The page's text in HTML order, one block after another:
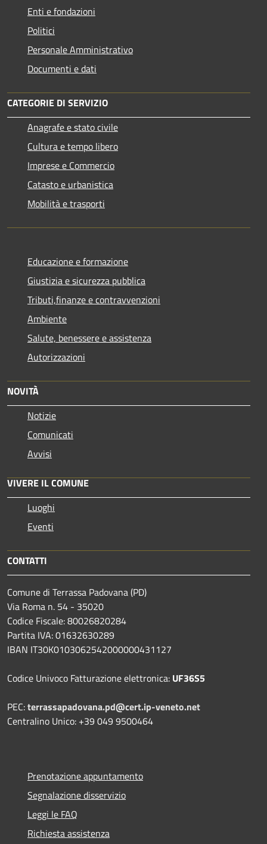
Enti e fondazioni
Politici
Personale Amministrativo
Documenti e dati
CATEGORIE DI SERVIZIO
Anagrafe e stato civile
Cultura e tempo libero
Imprese e Commercio
Catasto e urbanistica
Mobilità e trasporti
Educazione e formazione
Giustizia e sicurezza pubblica
Tributi,finanze e contravvenzioni
Ambiente
Salute, benessere e assistenza
Autorizzazioni
NOVITÀ
Notizie
Comunicati
Avvisi
VIVERE IL COMUNE
Luoghi
Eventi
CONTATTI
Comune di Terrassa Padovana (PD)
Via Roma n. 54 - 35020
Codice Fiscale: 80026820284
Partita IVA: 01632630289
IBAN IT30K0103062542000000431127
Codice Univoco Fatturazione elettronica: UF36S5
PEC:terrassapadovana.pd@cert.ip-veneto.net
Centralino Unico: +39 049 9500464
Prenotazione appuntamento
Segnalazione disservizio
Leggi le FAQ
Richiesta assistenza